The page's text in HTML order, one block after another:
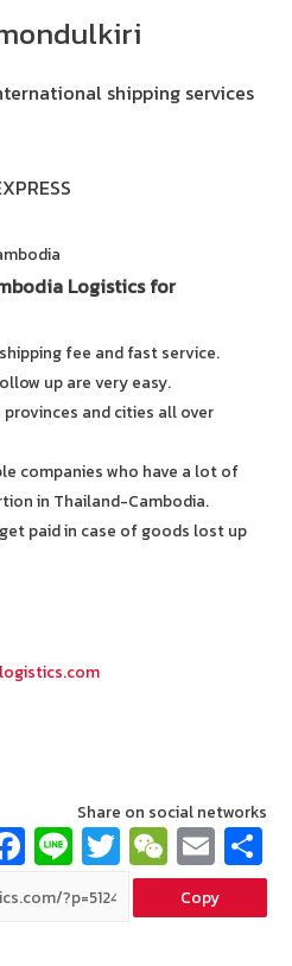
shipping services
Logistics for
fee and fast service.
up are very easy.
and cities all over
companies who have a lot of
in Thailand-Cambodia.
paid in case of goods lost up
Share on social networks
Fa
ce
b
Li
n
e
T
wi
tt
W
e
C
E
m
ai
Copy